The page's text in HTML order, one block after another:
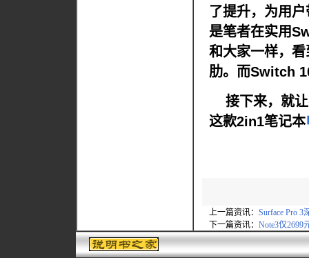
了提升，为用
是笔者在实用
和大家一样，
肋。而Switch
接下来，就让
这款2in1笔记本
上一篇资讯： Surface Pro 3
下一篇资讯： Note3仅2699